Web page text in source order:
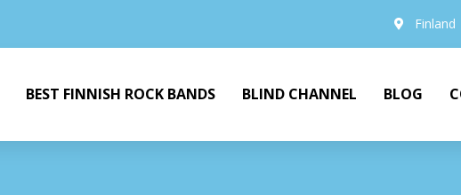
Finland
BEST FINNISH ROCK BANDS BLIND CHANNEL BLOG